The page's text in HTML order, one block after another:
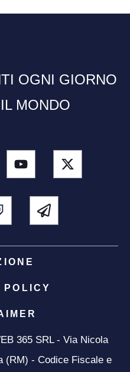
OGNI GIORNO
MONDO
POLICY
365 SRL - Via Nicola
(RM) - Codice Fiscale e